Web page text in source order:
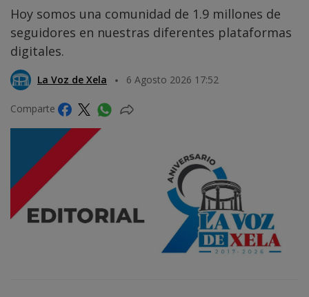
Hoy somos una comunidad de 1.9 millones de
seguidores en nuestras diferentes plataformas
digitales.
La Voz de Xela 6 Agosto 2026 17:52
Comparte